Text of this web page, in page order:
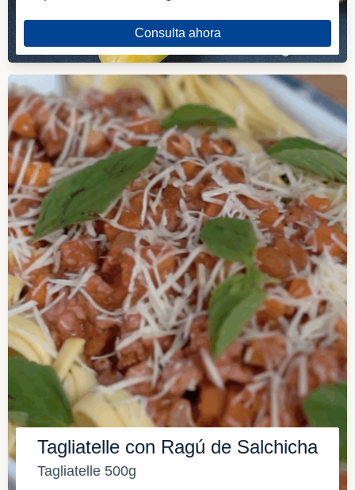
Consulta ahora
Tagliatelle con Ragú de Salchicha
Tagliatelle 500g